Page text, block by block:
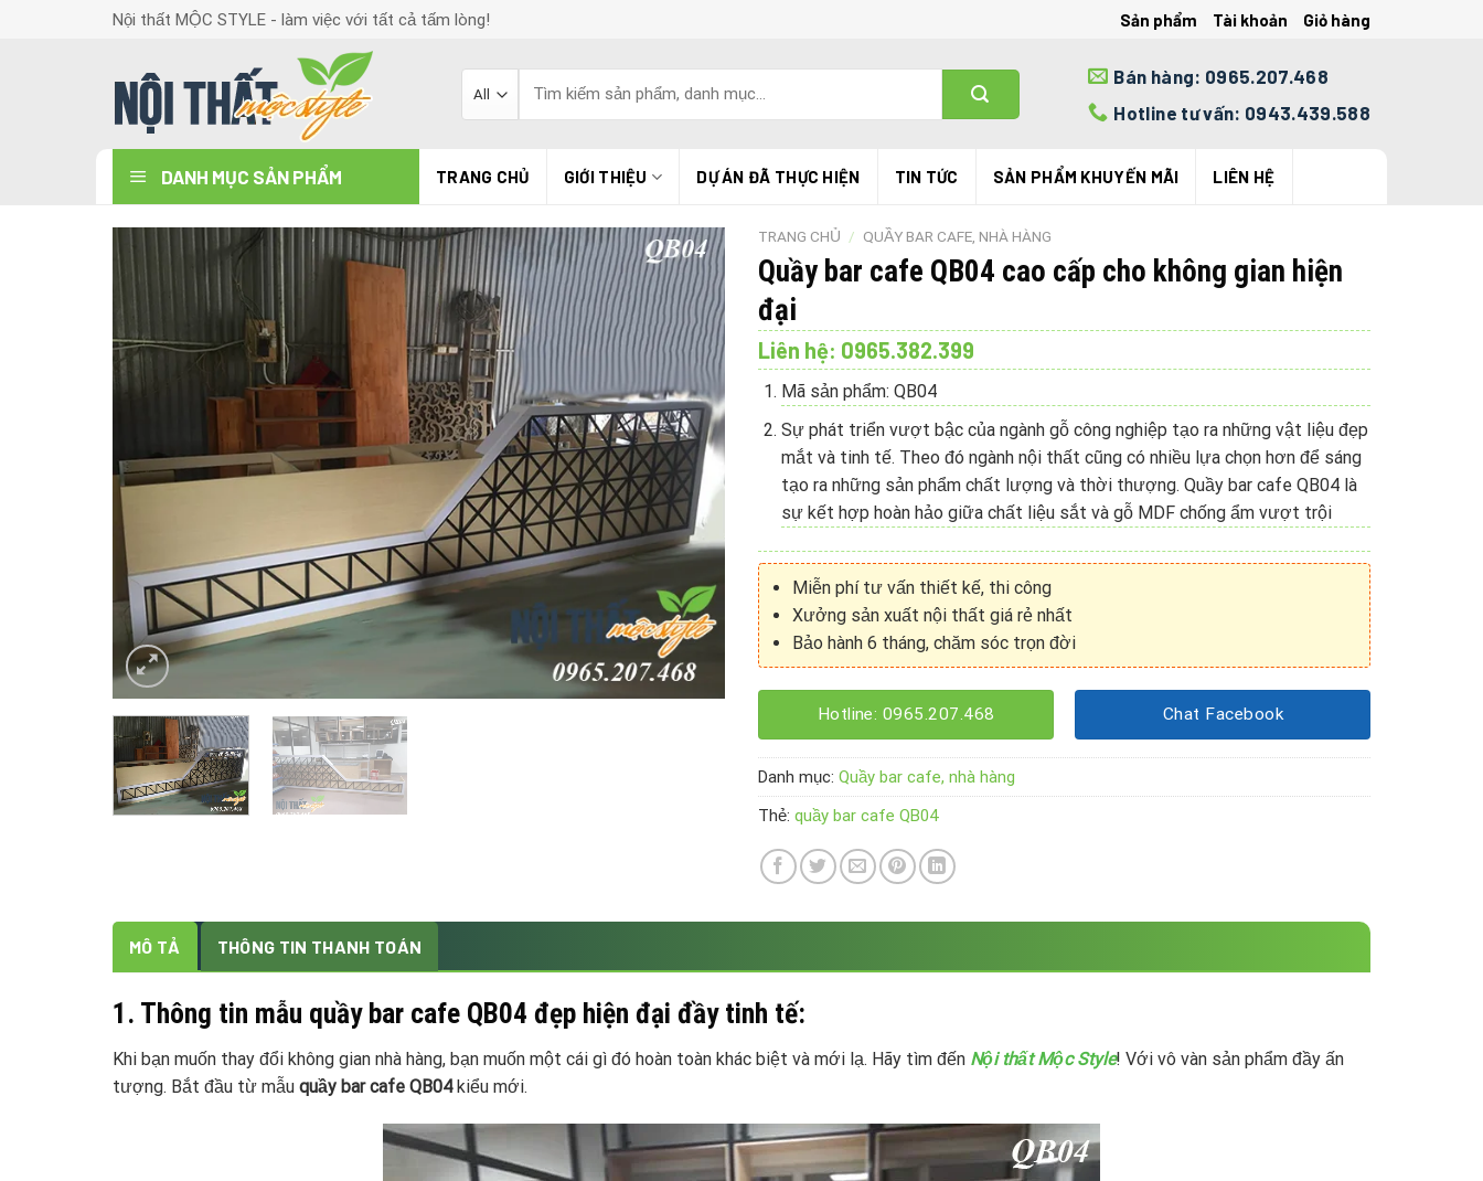
Nội thất MỘC STYLE - làm việc với tất cả tấm lòng! Sản phẩm Tài khoản Giỏ hàng
kiếm:
Bán hàng: 0965.207.468
Hotline tư vấn: 0943.439.588
DANH MỤC SẢN PHẨM TRANG CHỦ GIỚI THIỆU DỰ ÁN ĐÃ THỰC HIỆN TIN TỨC SẢN PHẨM KHUYẾN MÃI LIÊN HỆ
TRANG CHỦ / QUẦY BAR CAFE, NHÀ HÀNG
Quầy bar cafe QB04 cao cấp cho không gian hiện
đại
Liên hệ: 0965.382.399
Mã sản phẩm: QB04
Sự phát triển vượt bậc của ngành gỗ công nghiệp tạo ra những vật liệu đẹp
mắt và tinh tế. Theo đó ngành nội thất cũng có nhiều lựa chọn hơn để sáng
tạo ra những sản phẩm chất lượng và thời thượng. Quầy bar cafe QB04 là
sự kết hợp hoàn hảo giữa chất liệu sắt và gỗ MDF chống ẩm vượt trội
Miễn phí tư vấn thiết kế, thi công
Xưởng sản xuất nội thất giá rẻ nhất
Bảo hành 6 tháng, chăm sóc trọn đời
Hotline: 0965.207.468 Chat Facebook
Danh mục: Quầy bar cafe, nhà hàng
Thẻ: quầy bar cafe QB04
MÔ TẢ THÔNG TIN THANH TOÁN
1. Thông tin mẫu quầy bar cafe QB04 đẹp hiện đại đầy tinh tế:
Khi bạn muốn thay đổi không gian nhà hàng, bạn muốn một cái gì đó hoàn toàn khác biệt và mới lạ. Hãy tìm đến Nội thất Mộc Style! Với vô vàn sản phẩm đầy ấn
tượng. Bắt đầu từ mẫu quầy bar cafe QB04kiểu mới.